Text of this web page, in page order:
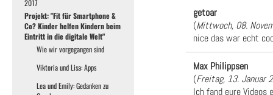
2017
Projekt: "Fit für Smartphone &
Co? Kinder helfen Kindern beim
Eintritt in die digitale Welt"
Wie wir vorgegangen sind
Viktoria und Lisa: Apps
Lea und Emily: Gedanken zu
getoar
(Mittwoch, 08.
nice das war echt
Max Philippsen
(Freitag, 13. Januar
Ich fand eure Videos